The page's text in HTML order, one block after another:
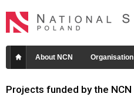
About NCN Organisation
Projects funded by the NCN